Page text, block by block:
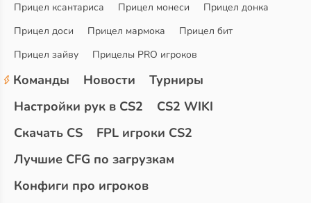
Прицел ксантариса
Прицел монеси
Прицел донка
Прицел доси
Прицел мармока
Прицел бит
Прицел зайву
Прицелы PRO игроков
Команды Новости
Турниры
Настройки рук в CS2
CS2 WIKI
Скачать CS
FPL игроки CS2
Лучшие CFG по загрузкам
Конфиги про игроков